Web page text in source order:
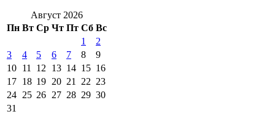
Август 2026
Пн Вт Ср Чт Пт Сб Вс
1
2
3
4 5 6 7 8
9
10 11 12 13 14 15 16
17 18 19 20 21 22 23
24 25 26 27 28 29 30
31